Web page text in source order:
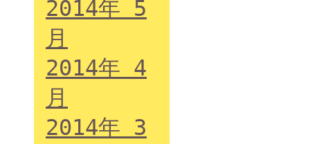
2014年 5
月
2014年 4
月
2014年 3